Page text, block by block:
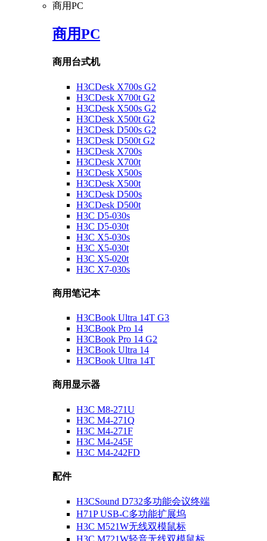
商用PC
商用PC
商用台式机
H3CDesk X700s G2
H3CDesk X700t G2
H3CDesk X500s G2
H3CDesk X500t G2
H3CDesk D500s G2
H3CDesk D500t G2
H3CDesk X700s
H3CDesk X700t
H3CDesk X500s
H3CDesk X500t
H3CDesk D500s
H3CDesk D500t
H3C D5-030s
H3C D5-030t
H3C X5-030s
H3C X5-030t
H3C X5-020t
H3C X7-030s
商用笔记本
H3CBook Ultra 14T G3
H3CBook Pro 14
H3CBook Pro 14 G2
H3CBook Ultra 14
H3CBook Ultra 14T
商用显示器
H3C M8-271U
H3C M4-271Q
H3C M4-271F
H3C M4-245F
H3C M4-242FD
配件
H3CSound D732多功能会议终端
H71P USB-C多功能扩展坞
H3C M521W无线双模鼠标